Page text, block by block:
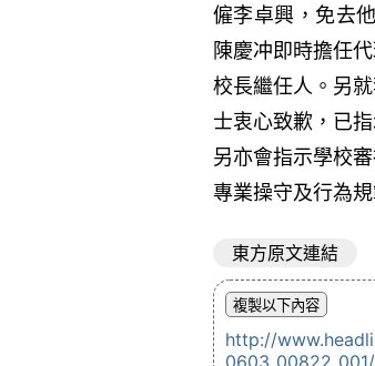
僱李卓興，免去
陳慶冲即時擔任
校長繼任人。另
士衷心致歉，已
另亦會指示學校
專業操守及行為規
東方原文連結
http://
0603_00822_001/